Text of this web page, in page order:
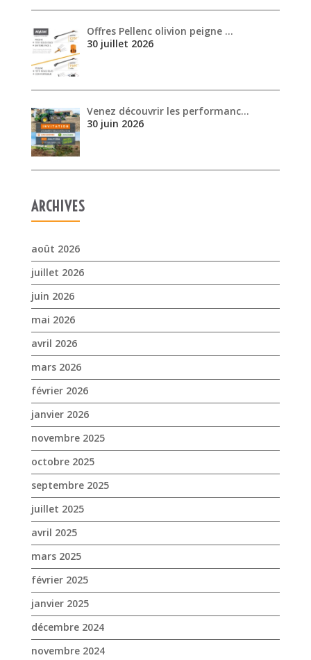
Offres Pellenc olivion peigne …
30 juillet 2026
Venez découvrir les performanc…
30 juin 2026
ARCHIVES
août 2026
juillet 2026
juin 2026
mai 2026
avril 2026
mars 2026
février 2026
janvier 2026
novembre 2025
octobre 2025
septembre 2025
juillet 2025
avril 2025
mars 2025
février 2025
janvier 2025
décembre 2024
novembre 2024